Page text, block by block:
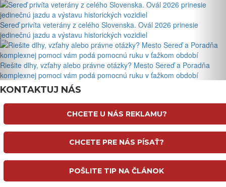
Sereď privíta veterány z celého Slovenska. Ovál 2026 prinesie
jedinečnú jazdu a výstavu historických vozidiel
Riešite dlhy, vzťahy alebo právne otázky? Mesto Sereď a Poradňa
komplexnej pomoci vám podá pomocnú ruku v ťažkom období
KONTAKTUJ NÁS
CHCETE U NÁS REKLAMU?
CHCETE PRE NÁS PÍSAŤ?
POŠLITE TIP NA ČLÁNOK